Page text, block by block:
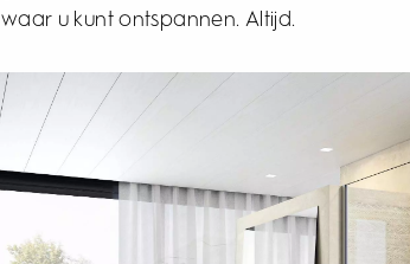
waar u kunt ontspannen. Altijd.